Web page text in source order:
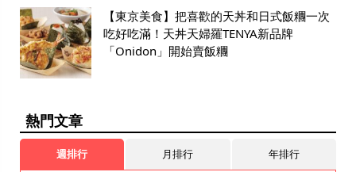
【東京美食】把喜歡的天丼和日式飯糰一次
吃好吃滿！天丼天婦羅TENYA新品牌
「Onidon」開始賣飯糰
熱門文章
週排行 月排行 年排行